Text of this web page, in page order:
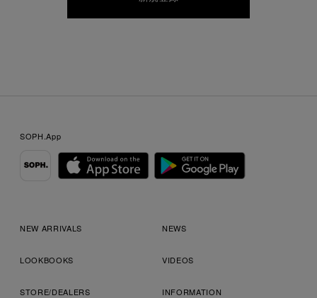
SOPH.App
NEW ARRIVALS NEWS
LOOKBOOKS VIDEOS
STORE/DEALERS INFORMATION